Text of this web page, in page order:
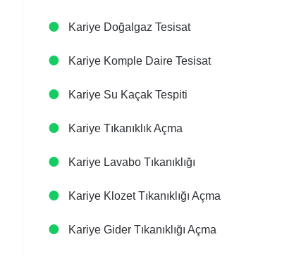
Kariye Doğalgaz Tesisat
Kariye Komple Daire Tesisat
Kariye Su Kaçak Tespiti
Kariye Tıkanıklık Açma
Kariye Lavabo Tıkanıklığı
Kariye Klozet Tıkanıklığı Açma
Kariye Gider Tıkanıklığı Açma